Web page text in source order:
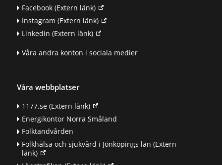
Facebook(Extern länk)
Instagram (Extern länk)
Linkedin (Extern länk)
Våra andra konton i sociala medier
Våra webbplatser
1177.se(Extern länk)
Energikontor Norra Småland
Folktandvården
Folkhälsa och sjukvård i Jönköpings län (Extern
länk)